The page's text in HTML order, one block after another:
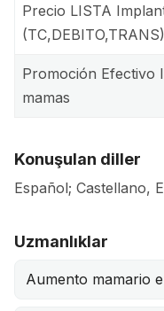
Precio LISTA
(TC,DEBITO,TRANS)
Promoción Efectivo
mamas
Konuşulan diller
Español; Castellano,
Uzmanlıklar
Aumento mamario